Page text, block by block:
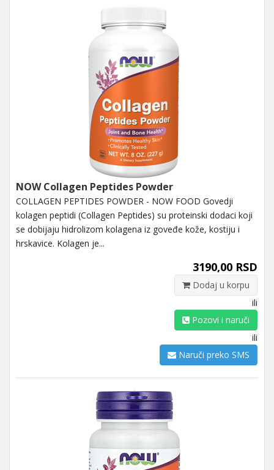
NOW Collagen Peptides Powder
COLLAGEN PEPTIDES POWDER - NOW FOOD Govedji
kolagen peptidi (Collagen Peptides) su proteinski dodaci koji
se dobijaju hidrolizom kolagena iz goveđe kože, kostiju i
hrskavice. Kolagen je...
3190,00 RSD
Dodaj u korpu
ili
Pozovi i naruči
ili
Naruči preko SMS